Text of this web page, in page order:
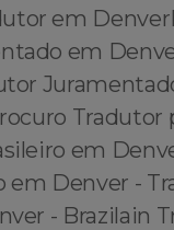
em
em
Tradutor
em
em Denver -
- Brazilain